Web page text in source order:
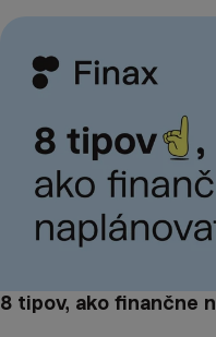
8 tipov, ako finančne